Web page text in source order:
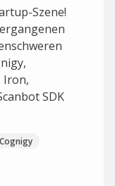
Szene!
Iron,
SDK
Cognigy